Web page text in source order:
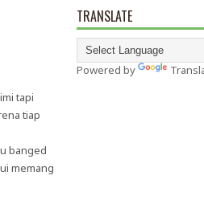
tapi
tiap
banged
memang
TRANSLATE
Powered by